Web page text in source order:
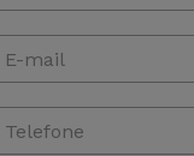
E-mail
Telefone